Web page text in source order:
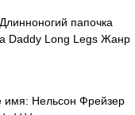
папочка
Daddy Long Legs Жанр
Нельсон Фрейзер